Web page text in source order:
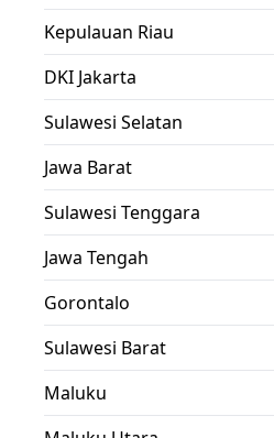
Kepulauan Riau
DKI Jakarta
Sulawesi Selatan
Jawa Barat
Sulawesi Tenggara
Jawa Tengah
Gorontalo
Sulawesi Barat
Maluku